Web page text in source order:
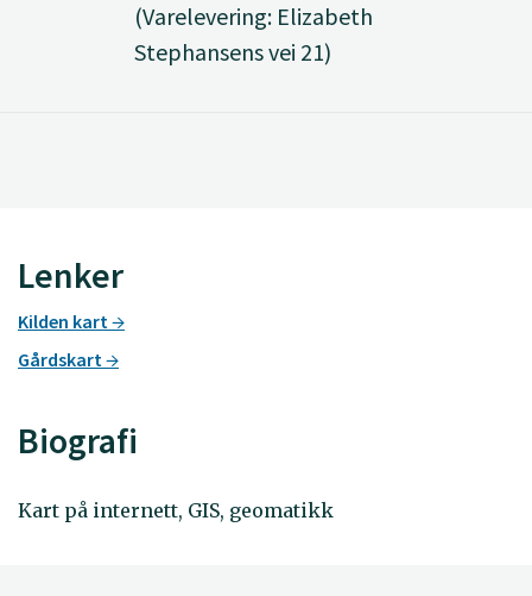
(Varelevering: Elizabeth
Stephansens vei 21)
Lenker
Kilden kart
Gårdskart
Biografi
Kart på internett, GIS, geomatikk